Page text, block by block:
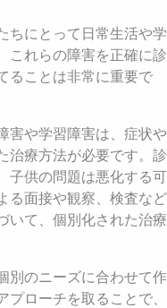
ちにとって日常生活や学
これらの障害を正確に診
ることは非常に重要で
害や学習障害は、症状や
治療方法が必要です。診
子供の問題は悪化する可
る面接や観察、検査など
いて、個別化された治療
別のニーズに合わせて作
ローチを取ることで、